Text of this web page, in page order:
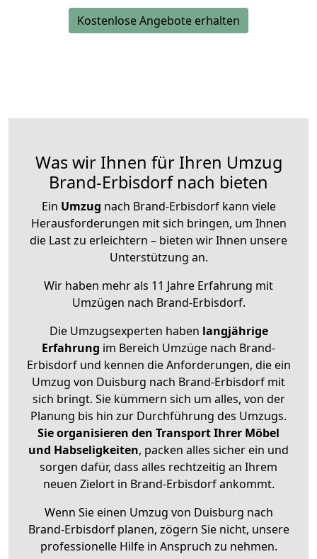
Kostenlose Angebote erhalten
Was wir Ihnen für Ihren Umzug
Brand-Erbisdorf nach bieten
Ein Umzug nach Brand-Erbisdorf kann viele
Herausforderungen mit sich bringen, um Ihnen
die Last zu erleichtern – bieten wir Ihnen unsere
Unterstützung an.
Wir haben mehr als 11 Jahre Erfahrung mit
Umzügen nach Brand-Erbisdorf.
Die Umzugsexperten haben langjährige
Erfahrung im Bereich Umzüge nach Brand-
Erbisdorf und kennen die Anforderungen, die ein
Umzug von Duisburg nach Brand-Erbisdorf mit
sich bringt. Sie kümmern sich um alles, von der
Planung bis hin zur Durchführung des Umzugs.
Sie organisieren den Transport Ihrer Möbel
und Habseligkeiten, packen alles sicher ein und
sorgen dafür, dass alles rechtzeitig an Ihrem
neuen Zielort in Brand-Erbisdorf ankommt.
Wenn Sie einen Umzug von Duisburg nach
Brand-Erbisdorf planen, zögern Sie nicht, unsere
professionelle Hilfe in Anspruch zu nehmen.